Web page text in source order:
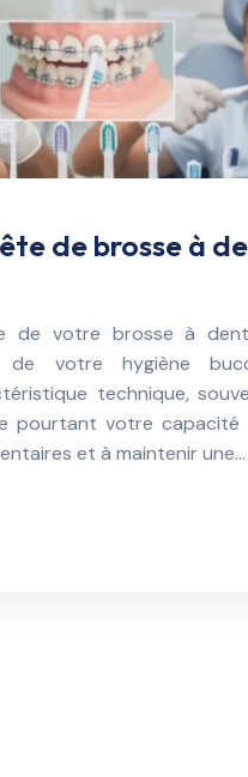
de brosse à
de votre brosse à
de votre hygiène
technique,
pourtant votre
et à maintenir une…